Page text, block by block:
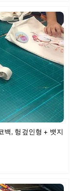
, 헝겊인형 + 뱃지